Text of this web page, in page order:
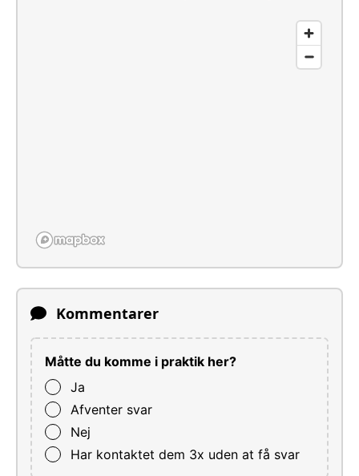
Kommentarer
Måtte du komme i praktik her?
Ja
Afventer svar
Nej
Har kontaktet dem 3x uden at få svar